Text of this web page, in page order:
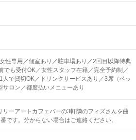
性専用／個室あり／駐車場あり／2回目以降特典
でも受付OK／女性スタッフ在籍／完全予約制／
人で貸切OK／ドリンクサービスあり／3席（ベッ
サロン／都度払いメニューあり
ーアートカフェバーの3軒隣のフィズさんを曲
です。分からない場合はご連絡ください。